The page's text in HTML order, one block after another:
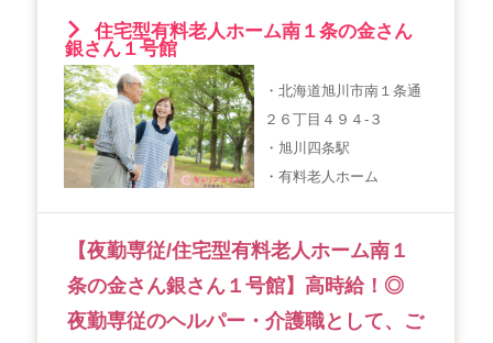
住宅型有料老人ホーム南１条の金さん
銀さん１号館
・北海道旭川市南１条通
２６丁目４９４-３
・旭川四条駅
・有料老人ホーム
【夜勤専従/住宅型有料老人ホーム南１
条の金さん銀さん１号館】高時給！◎
夜勤専従のヘルパー・介護職として、ご